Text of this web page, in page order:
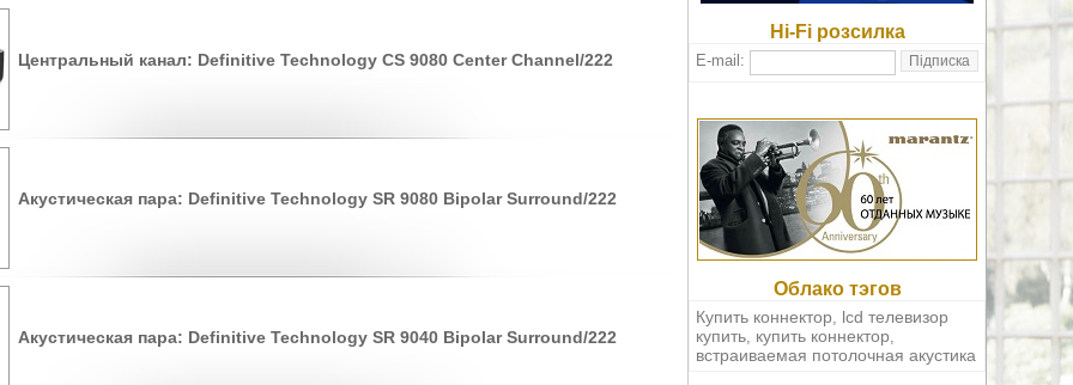
Центральный канал: Definitive Technology CS 9080 Center Channel/222
Акустическая пара: Definitive Technology SR 9080 Bipolar Surround/222
Акустическая пара: Definitive Technology SR 9040 Bipolar Surround/222
Hi-Fi розсилка
E-mail:
Облако тэгов
Купить коннектор, lcd телевизор
купить, купить коннектор,
встраиваемая потолочная акустика